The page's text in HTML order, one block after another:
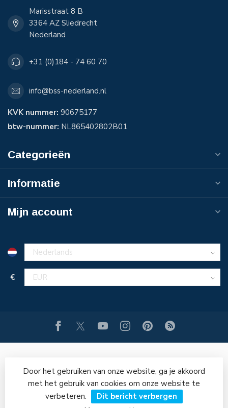
Marisstraat 8 B
3364 AZ Sliedrecht
Nederland
+31 (0)184 - 74 60 70
info@bss-nederland.nl
KVK nummer: 90675177
btw-nummer: NL865402802B01
Categorieën
Informatie
Mijn account
€
Door het gebruiken van onze website, ga je akkoord
met het gebruik van cookies om onze website te
verbeteren.
Dit bericht verbergen